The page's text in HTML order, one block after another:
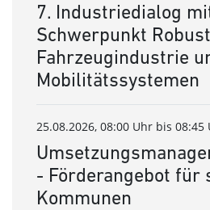
7. Industriedialog
Schwerpunkt
Fahrzeugindustrie
Mobilitätssystemen
25.08.2026, 08:00 Uhr bis
- Förderangebot für
Kommunen